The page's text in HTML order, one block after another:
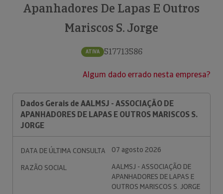
Apanhadores De Lapas E Outros
Mariscos S. Jorge
ATIVA 517713586
Algum dado errado nesta empresa?
Dados Gerais de AALMSJ - ASSOCIAÇÃO DE
APANHADORES DE LAPAS E OUTROS MARISCOS S.
JORGE
DATA DE ÚLTIMA CONSULTA
07 agosto 2026
RAZÃO SOCIAL
AALMSJ - ASSOCIAÇÃO DE
APANHADORES DE LAPAS E
OUTROS MARISCOS S. JORGE